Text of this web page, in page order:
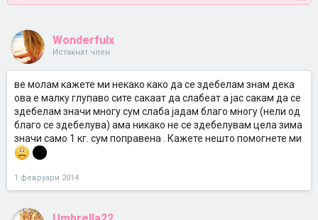
Wonderfulx
Истакнат член
ве молам кажете ми некако како да се здебелам знам дека
ова е малку глупаво сите сакаат да слабеат а јас сакам да се
здебелам значи многу сум слаба јадам благо многу (нели од
благо се здебелува) ама никако не се здебелувам цела зима
значи само 1 кг. сум поправена . Кажете нешто помогнете ми
1 февруари 2014